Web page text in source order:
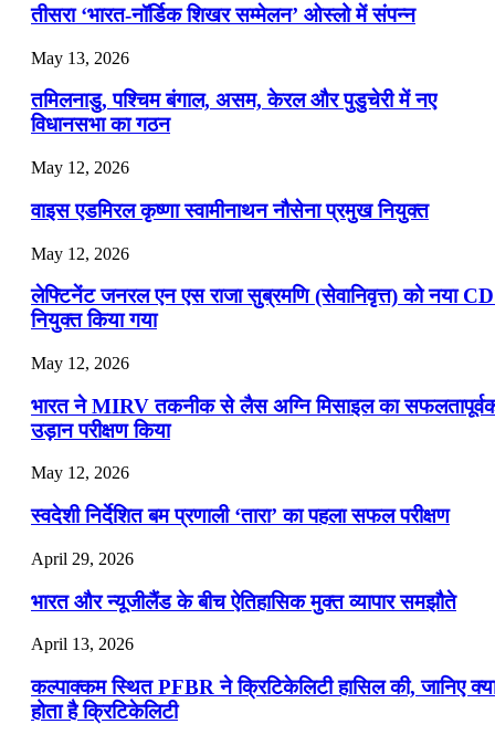
📝 डेली करेंट अफेयर्स: 16-18 जुलाई 2026
July 16, 2026
📝 डेली करेंट अफेयर्स: 13-15 जुलाई 2026
तीसरा ‘भारत-नॉर्डिक शिखर सम्मेलन’ ओस्लो में संपन्न
May 13, 2026
तमिलनाडु, पश्चिम बंगाल, असम, केरल और पुडुचेरी में नए
विधानसभा का गठन
May 12, 2026
वाइस एडमिरल कृष्णा स्वामीनाथन नौसेना प्रमुख नियुक्त
May 12, 2026
लेफ्टिनेंट जनरल एन एस राजा सुब्रमणि (सेवानिवृत्त) को नया
नियुक्त किया गया
May 12, 2026
भारत ने MIRV तकनीक से लैस अग्नि मिसाइल का
उड़ान परीक्षण किया
May 12, 2026
स्वदेशी निर्देशित बम प्रणाली ‘तारा’ का पहला सफल परीक्षण
April 29, 2026
भारत और न्यूजीलैंड के बीच ऐतिहासिक मुक्त व्यापार समझौते
April 13, 2026
कल्पाक्कम स्थित PFBR ने क्रिटिकेलिटी हासिल की, जानिए
होता है क्रिटिकेलिटी